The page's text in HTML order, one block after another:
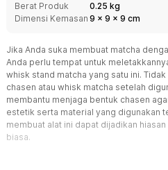
Berat Produk
0.25 kg
Dimensi Kemasan 9 x 9 x 9 cm
Jika Anda suka membuat matcha
Anda perlu tempat untuk
whisk stand matcha yang satu ini.
chasen atau whisk matcha setelah
membantu menjaga bentuk chasen
estetik serta material yang digunakan
membuat alat ini dapat dijadikan
biasa.